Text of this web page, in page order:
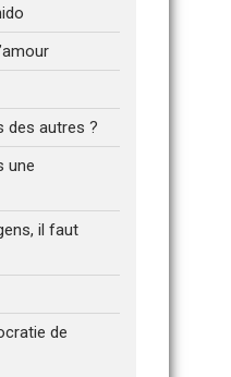
des autres ?
une
il faut
de